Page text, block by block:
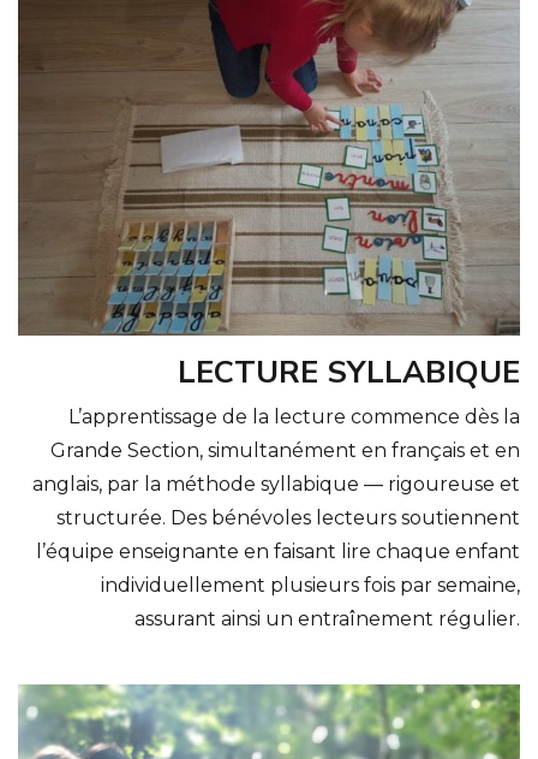
LECTURE SYLLABIQUE
L’apprentissage de la lecture commence dès la
Grande Section, simultanément en français et en
anglais, par la méthode syllabique — rigoureuse et
structurée. Des bénévoles lecteurs soutiennent
l’équipe enseignante en faisant lire chaque enfant
individuellement plusieurs fois par semaine,
assurant ainsi un entraînement régulier.